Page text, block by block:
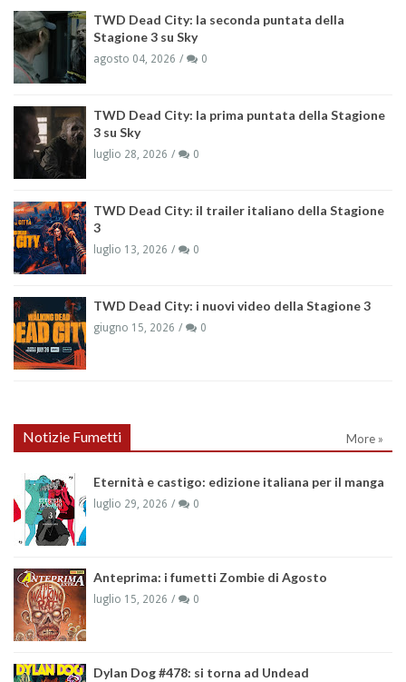
TWD Dead City: la seconda puntata della
Stagione 3 su Sky
agosto 04, 2026 0
TWD Dead City: la prima puntata della Stagione
3 su Sky
luglio 28, 2026 0
TWD Dead City: il trailer italiano della Stagione
3
luglio 13, 2026 0
TWD Dead City: i nuovi video della Stagione 3
giugno 15, 2026 0
Notizie Fumetti More »
Eternità e castigo: edizione italiana per il manga
luglio 29, 2026 0
Anteprima: i fumetti Zombie di Agosto
luglio 15, 2026 0
Dylan Dog #478: si torna ad Undead